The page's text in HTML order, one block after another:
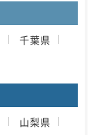
千葉県
山梨県